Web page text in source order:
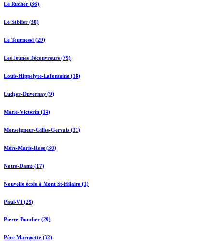
Le Rucher (36)
Le Sablier (30)
Le Tournesol (29)
Les Jeunes Découvreurs (79)
Louis-Hippolyte-Lafontaine (18)
Ludger-Duvernay (9)
Marie-Victorin (14)
Monseigneur-Gilles-Gervais (31)
Mère-Marie-Rose (30)
Notre-Dame (17)
Nouvelle école à Mont St-Hilaire (1)
Paul-VI (29)
Pierre-Boucher (29)
Père-Marquette (32)